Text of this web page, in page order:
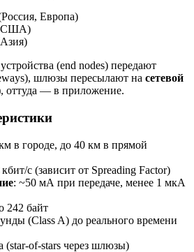
Европа)
(end nodes) передают
шлюзы пересылают на сетевой
оттуда — в приложение.
в городе, до 40 км в прямой
с (зависит от Spreading Factor)
: ~50 мА при передаче, менее 1 мкА
242 байт
(Class A) до реального времени
(star-of-stars через шлюзы)